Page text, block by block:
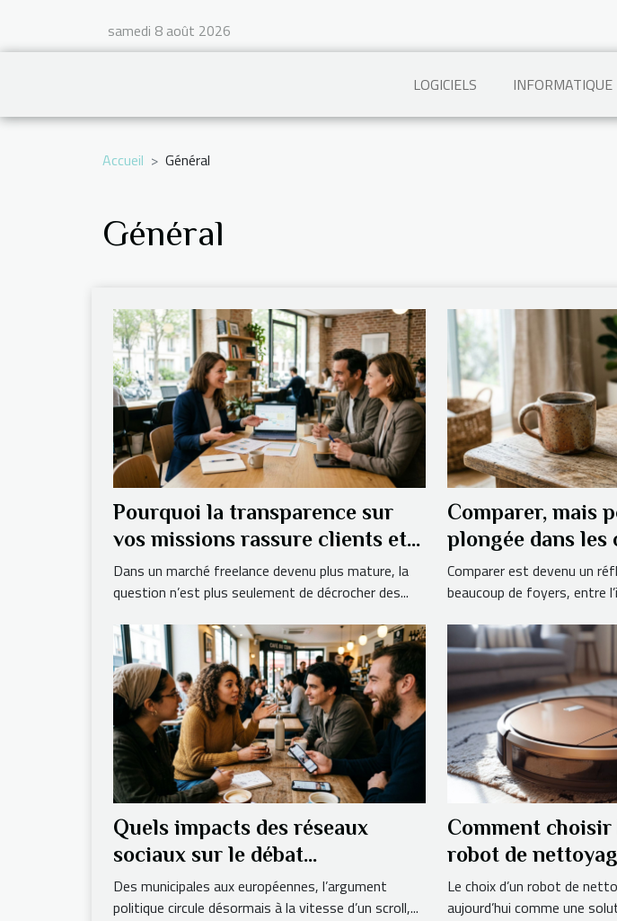
samedi 8 août 2026
LOGICIELS INFORMATIQUE
Accueil Général
Général
Pourquoi la transparence sur
vos missions rassure clients et
assureurs en freelance
Dans un marché freelance devenu plus mature, la
question n’est plus seulement de décrocher des...
Comparer, mais
plongée dans
font la différence
Comparer est devenu un
beaucoup de foyers, entre
Quels impacts des réseaux
sociaux sur le débat
démocratique aujourd'hui ?
Des municipales aux européennes, l’argument
politique circule désormais à la vitesse d’un scroll,...
Comment
robot de
maison
Le choix d’un robot de
aujourd’hui comme une